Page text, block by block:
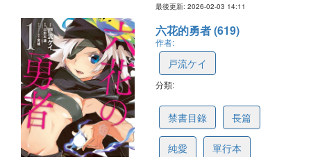
最後更新: 2026-02-03 14:11
六花的勇者 (619)
作者:
戸流ケイ
分類:
禁書目錄 長篇
純愛 單行本